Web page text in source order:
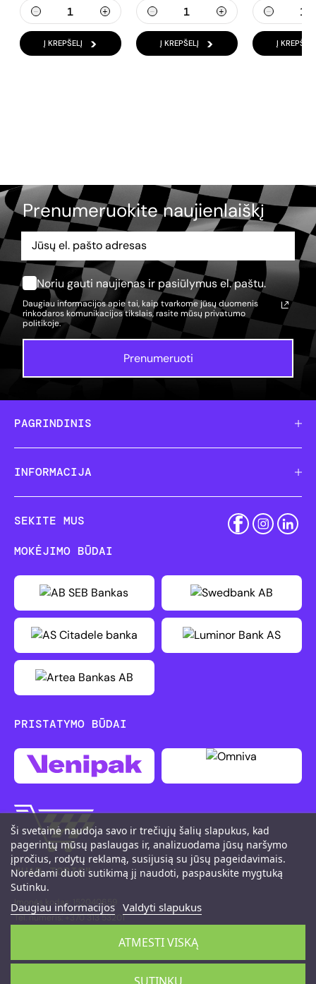
Į KREPŠELĮ Į KREPŠELĮ Į KREPŠELĮ
Prenumeruokite naujienlaiškį
Noriu gauti naujienas ir pasiūlymus el. paštu.
Daugiau informacijos apie tai, kaip tvarkome jūsų duomenis
rinkodaros komunikacijos tikslais, rasite mūsų privatumo
politikoje.
Prenumeruoti
PAGRINDINIS
INFORMACIJA
SEKITE MUS
Ši svetainė naudoja savo ir trečiųjų šalių slapukus, kad
pagerintų mūsų paslaugas ir, analizuodama jūsų naršymo
įpročius, rodytų reklamą, susijusią su jūsų pageidavimais.
Norėdami duoti sutikimą jį naudoti, paspauskite mygtuką
Sutinku.
Daugiau informacijos Valdyti slapukus
ATMESTI VISKĄ
MOKĖJIMO BŪDAI
PRISTATYMO BŪDAI
"UAB TOBIS"
Įmonės kodas: 152040659
Tel. numeris: +370 313 53201